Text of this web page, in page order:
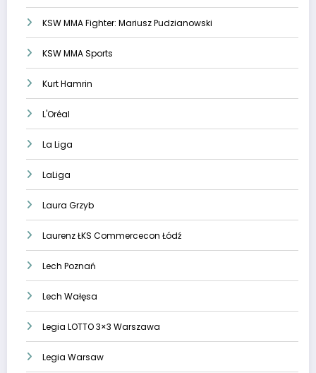
KSW MMA Fighter: Mariusz Pudzianowski
KSW MMA Sports
Kurt Hamrin
L'Oréal
La Liga
LaLiga
Laura Grzyb
Laurenz ŁKS Commercecon Łódź
Lech Poznań
Lech Wałęsa
Legia LOTTO 3×3 Warszawa
Legia Warsaw